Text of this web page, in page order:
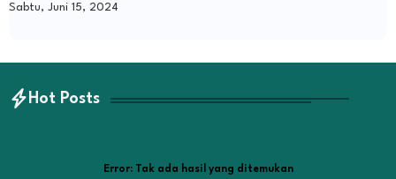
Sabtu, Juni 15, 2024
Hot Posts
Error:Tak ada hasil yang ditemukan